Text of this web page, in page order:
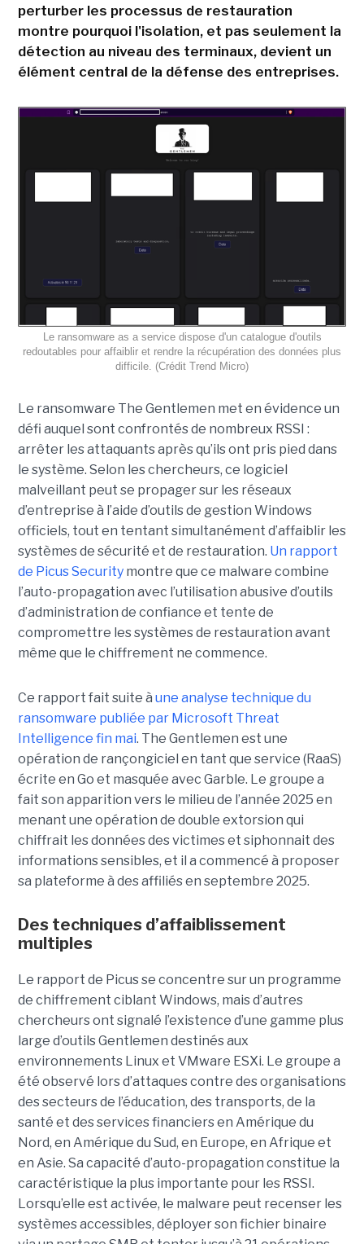
perturber les processus de restauration
montre pourquoi l'isolation, et pas seulement la
détection au niveau des terminaux, devient un
élément central de la défense des entreprises.
Le ransomware as a service dispose d'un catalogue d'outils
redoutables pour affaiblir et rendre la récupération des données plus
difficile. (Crédit Trend Micro)
Le ransomware The Gentlemen met en évidence un
défi auquel sont confrontés de nombreux RSSI :
arrêter les attaquants après qu’ils ont pris pied dans
le système. Selon les chercheurs, ce logiciel
malveillant peut se propager sur les réseaux
d’entreprise à l’aide d’outils de gestion Windows
officiels, tout en tentant simultanément d’affaiblir les
systèmes de sécurité et de restauration. Un rapport
de Picus Securitymontre que ce malware combine
l’auto-propagation avec l’utilisation abusive d’outils
d’administration de confiance et tente de
compromettre les systèmes de restauration avant
même que le chiffrement ne commence.
Ce rapport fait suite à une analyse technique du
ransomware publiée par Microsoft Threat
Intelligence fin mai. The Gentlemen est une
opération de rançongiciel en tant que service (RaaS)
écrite en Go et masquée avec Garble. Le groupe a
fait son apparition vers le milieu de l’année 2025 en
menant une opération de double extorsion qui
chiffrait les données des victimes et siphonnait des
informations sensibles, et il a commencé à proposer
sa plateforme à des affiliés en septembre 2025.
Des techniques d’affaiblissement
multiples
Le rapport de Picus se concentre sur un programme
de chiffrement ciblant Windows, mais d’autres
chercheurs ont signalé l’existence d’une gamme plus
large d’outils Gentlemen destinés aux
environnements Linux et VMware ESXi. Le groupe a
été observé lors d’attaques contre des organisations
des secteurs de l’éducation, des transports, de la
santé et des services financiers en Amérique du
Nord, en Amérique du Sud, en Europe, en Afrique et
en Asie. Sa capacité d’auto-propagation constitue la
caractéristique la plus importante pour les RSSI.
Lorsqu’elle est activée, le malware peut recenser les
systèmes accessibles, déployer son fichier binaire